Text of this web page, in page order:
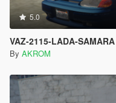
5.0
VAZ-2115-LADA-SAMARA
By AKROM